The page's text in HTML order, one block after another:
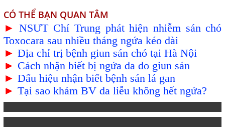
CÓ THỂ BẠN QUAN TÂM
► NSƯT Chí Trung phát hiện nhiễm sán chó
Toxocara sau nhiều tháng ngứa kéo dài
► Địa chỉ trị bệnh giun sán chó tại Hà Nội
► Cách nhận biết bị ngứa da do giun sán
► Dấu hiệu nhận biết bệnh sán lá gan
► Tại sao khám BV da liễu không hết ngứa?